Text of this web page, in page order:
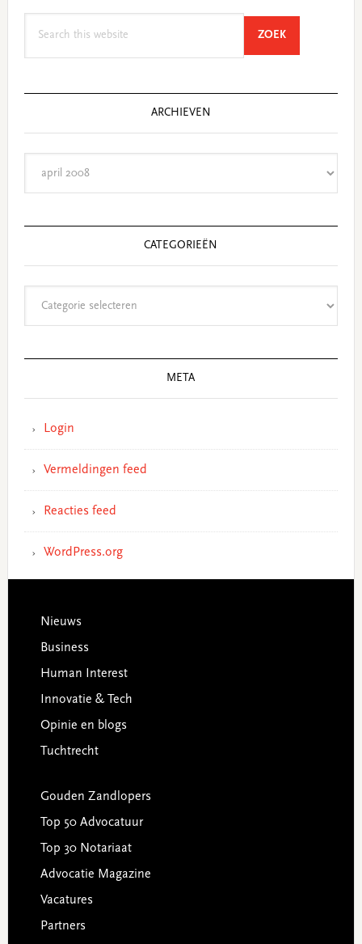
ZOEKSEARCH
ARCHIEVEN
CATEGORIEËN
META
Login
Vermeldingen feed
Reacties feed
WordPress.org
Footer
Nieuws
Business
Human Interest
Innovatie & Tech
Opinie en blogs
Tuchtrecht
Gouden Zandlopers
Top 50 Advocatuur
Top 30 Notariaat
Advocatie Magazine
Vacatures
Partners